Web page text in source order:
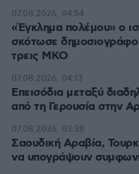
«Έγκλημα πολέμου» ο
σκότωσε
τρεις ΜΚΟ
07.08.2026, 04:54
Επεισόδια μεταξύ
από τη Γερουσία στην
07.08.2026, 04:13
Σαουδική Αραβία,
να υπογράψουν
07.08.2026, 03:38